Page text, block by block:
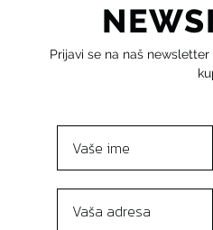
Prijavi se na naš newsletter